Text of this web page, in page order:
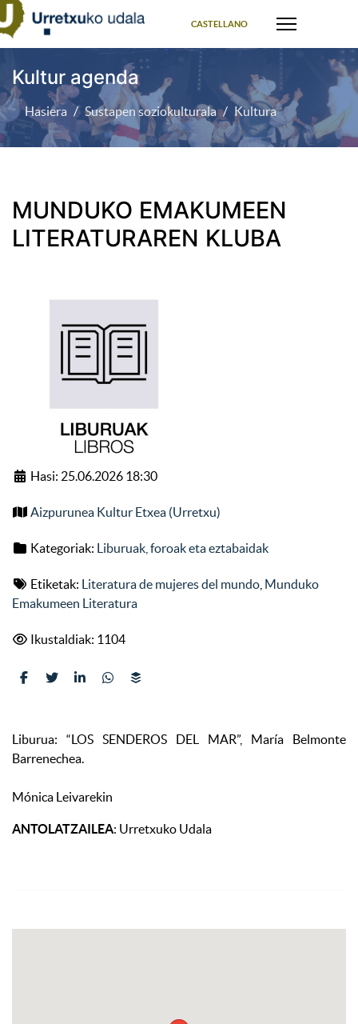
CASTELLANO
Kultur agenda
Hasiera Sustapen soziokulturala Kultura
MUNDUKO EMAKUMEEN
LITERATURAREN KLUBA
Hasi: 25.06.2026 18:30
Aizpurunea Kultur Etxea (Urretxu)
Kategoriak: Liburuak, foroak eta eztabaidak
Etiketak: Literatura de mujeres del mundo Munduko
Emakumeen Literatura
Ikustaldiak: 1104
Liburua: “LOS SENDEROS DEL MAR”, María Belmonte
Barrenechea.
Mónica Leivarekin
ANTOLATZAILEA: Urretxuko Udala